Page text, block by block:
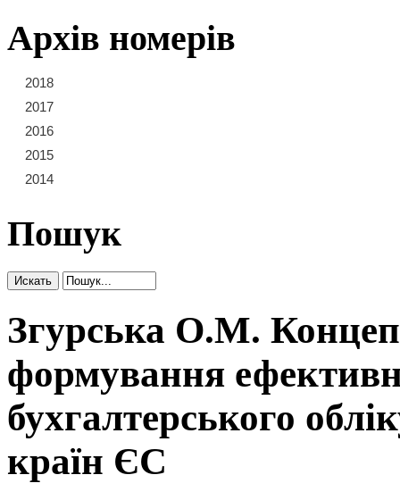
Архів номерів
2018
2017
2016
2015
2014
Пошук
Згурська О.М.
формування
бухгалтерського
країн ЄС